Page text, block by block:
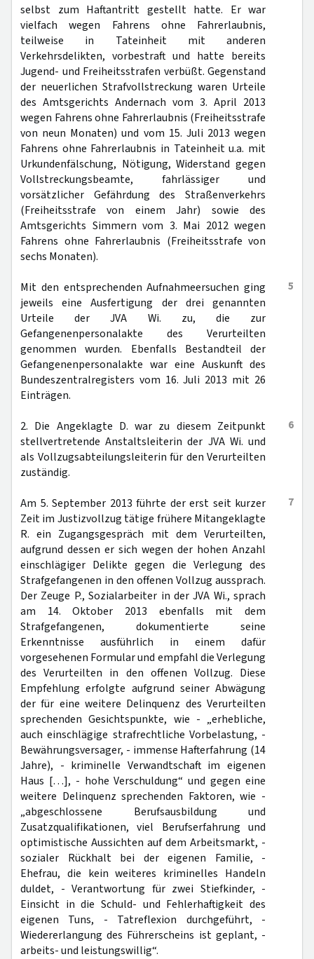
selbst zum Haftantritt gestellt hatte. Er war
vielfach wegen Fahrens ohne Fahrerlaubnis,
teilweise in Tateinheit mit anderen
Verkehrsdelikten, vorbestraft und hatte bereits
Jugend- und Freiheitsstrafen verbüßt. Gegenstand
der neuerlichen Strafvollstreckung waren Urteile
des Amtsgerichts Andernach vom 3. April 2013
wegen Fahrens ohne Fahrerlaubnis (Freiheitsstrafe
von neun Monaten) und vom 15. Juli 2013 wegen
Fahrens ohne Fahrerlaubnis in Tateinheit u.a. mit
Urkundenfälschung, Nötigung, Widerstand gegen
Vollstreckungsbeamte, fahrlässiger und
vorsätzlicher Gefährdung des Straßenverkehrs
(Freiheitsstrafe von einem Jahr) sowie des
Amtsgerichts Simmern vom 3. Mai 2012 wegen
Fahrens ohne Fahrerlaubnis (Freiheitsstrafe von
sechs Monaten).
5
Mit den entsprechenden Aufnahmeersuchen ging
jeweils eine Ausfertigung der drei genannten
Urteile der JVA Wi. zu, die zur
Gefangenenpersonalakte des Verurteilten
genommen wurden. Ebenfalls Bestandteil der
Gefangenenpersonalakte war eine Auskunft des
Bundeszentralregisters vom 16. Juli 2013 mit 26
Einträgen.
6
2. Die Angeklagte D. war zu diesem Zeitpunkt
stellvertretende Anstaltsleiterin der JVA Wi. und
als Vollzugsabteilungsleiterin für den Verurteilten
zuständig.
7
Am 5. September 2013 führte der erst seit kurzer
Zeit im Justizvollzug tätige frühere Mitangeklagte
R. ein Zugangsgespräch mit dem Verurteilten,
aufgrund dessen er sich wegen der hohen Anzahl
einschlägiger Delikte gegen die Verlegung des
Strafgefangenen in den offenen Vollzug aussprach.
Der Zeuge P., Sozialarbeiter in der JVA Wi., sprach
am 14. Oktober 2013 ebenfalls mit dem
Strafgefangenen, dokumentierte seine
Erkenntnisse ausführlich in einem dafür
vorgesehenen Formular und empfahl die Verlegung
des Verurteilten in den offenen Vollzug. Diese
Empfehlung erfolgte aufgrund seiner Abwägung
der für eine weitere Delinquenz des Verurteilten
sprechenden Gesichtspunkte, wie - „erhebliche,
auch einschlägige strafrechtliche Vorbelastung, -
Bewährungsversager, - immense Hafterfahrung (14
Jahre), - kriminelle Verwandtschaft im eigenen
Haus […], - hohe Verschuldung“ und gegen eine
weitere Delinquenz sprechenden Faktoren, wie -
„abgeschlossene Berufsausbildung und
Zusatzqualifikationen, viel Berufserfahrung und
optimistische Aussichten auf dem Arbeitsmarkt, -
sozialer Rückhalt bei der eigenen Familie, -
Ehefrau, die kein weiteres kriminelles Handeln
duldet, - Verantwortung für zwei Stiefkinder, -
Einsicht in die Schuld- und Fehlerhaftigkeit des
eigenen Tuns, - Tatreflexion durchgeführt, -
Wiedererlangung des Führerscheins ist geplant, -
arbeits- und leistungswillig“.